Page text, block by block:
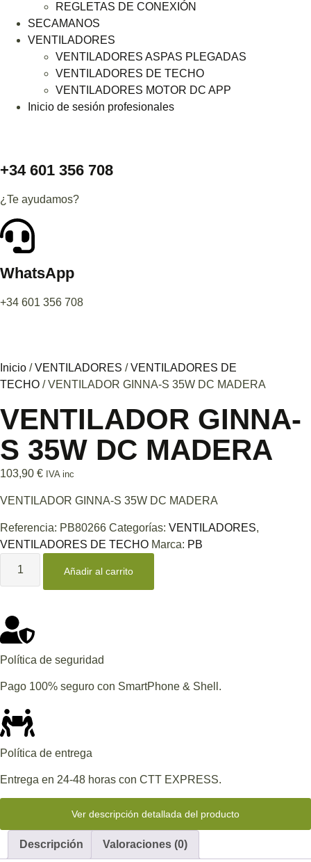
REGLETAS DE CONEXIÓN
SECAMANOS
VENTILADORES
VENTILADORES ASPAS PLEGADAS
VENTILADORES DE TECHO
VENTILADORES MOTOR DC APP
Inicio de sesión profesionales
+34 601 356 708
¿Te ayudamos?
WhatsApp
+34 601 356 708
Inicio /VENTILADORES /VENTILADORES DE
TECHO / VENTILADOR GINNA-S 35W DC MADERA
VENTILADOR GINNA-
S 35W DC MADERA
103,90 € IVA inc
VENTILADOR GINNA-S 35W DC MADERA
Referencia: PB80266 Categorías: VENTILADORES,
VENTILADORES DE TECHO Marca: PB
Añadir al carrito
Política de seguridad
Pago 100% seguro con SmartPhone & Shell.
Política de entrega
Entrega en 24-48 horas con CTT EXPRESS.
Ver descripción detallada del producto
Descripción Valoraciones (0)